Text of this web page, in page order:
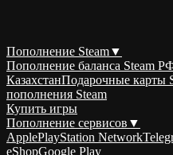
Пополнение Steam▼
Пополнение баланса Steam
КазахстанПодарочные карты
пополнения Steam
Купить игры
Пополнение сервисов ▼
ApplePlayStation Network
eShopGoogle Play